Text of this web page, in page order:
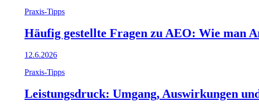
Praxis-Tipps
Häufig gestellte Fragen zu AEO: Wie man
12.6.2026
Praxis-Tipps
Leistungsdruck: Umgang, Auswirkungen